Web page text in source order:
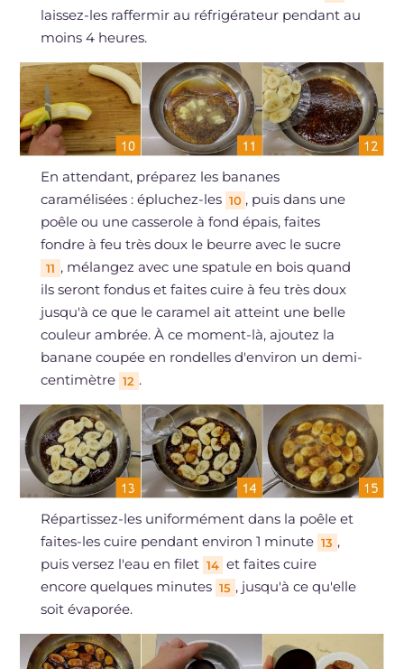
laissez-les raffermir au réfrigérateur pendant au
moins 4 heures.
En attendant, préparez les bananes
caramélisées : épluchez-les 10 , puis dans une
poêle ou une casserole à fond épais, faites
fondre à feu très doux le beurre avec le sucre
11 , mélangez avec une spatule en bois quand
ils seront fondus et faites cuire à feu très doux
jusqu'à ce que le caramel ait atteint une belle
couleur ambrée. À ce moment-là, ajoutez la
banane coupée en rondelles d'environ un demi-
centimètre 12 .
Répartissez-les uniformément dans la poêle et
faites-les cuire pendant environ 1 minute 13 ,
puis versez l'eau en filet 14 et faites cuire
encore quelques minutes 15 , jusqu'à ce qu'elle
soit évaporée.